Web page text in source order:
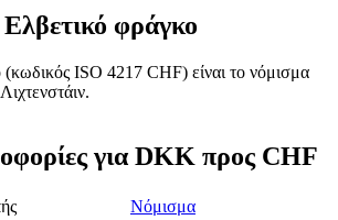
φράγκο
ISO 4217 CHF) είναι το νόμισμα
για DKK προς CHF
Νόμισμα